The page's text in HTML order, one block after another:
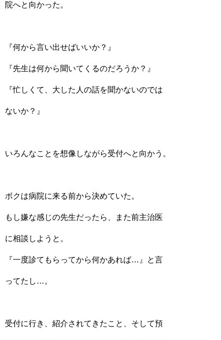
院へと向かった。
『何から言い出せばいいか？』
『先生は何から聞いてくるのだろうか？』
『忙しくて、大した人の話を聞かないのでは
ないか？』
いろんなことを想像しながら受付へと向かう。
ボクは病院に来る前から決めていた。
もし嫌な感じの先生だったら、また前主治医
に相談しようと。
『一度診てもらってから何かあれば…』と言
ってたし…。
受付に行き、紹介されてきたこと、そして預